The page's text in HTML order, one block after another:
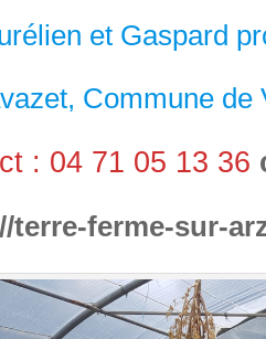
et Gaspard
Commune de
: 04 71 05 13 36
terre-ferme-sur-